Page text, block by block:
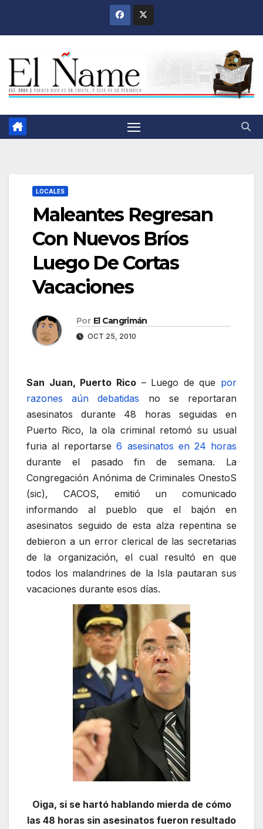
LOCALES
Maleantes Regresan
Con Nuevos Bríos
Luego De Cortas
Vacaciones
Por El Cangrimán
OCT 25, 2010
San Juan, Puerto Rico– Luego de que por
razones aún debatidas no se reportaran
asesinatos durante 48 horas seguidas en
Puerto Rico, la ola criminal retomó su usual
furia al reportarse6 asesinatos en 24 horas
durante el pasado fin de semana. La
Congregación Anónima de Criminales OnestoS
(sic), CACOS, emitió un comunicado
informando al pueblo que el bajón en
asesinatos seguido de esta alza repentina se
debieron a un error clerical de las secretarias
de la organización, el cual resultó en que
todos los malandrines de la Isla pautaran sus
vacaciones durante esos días.
Oiga, si se hartó hablando mierda de cómo
las 48 horas sin asesinatos fueron resultado